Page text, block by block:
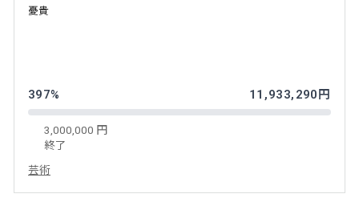
憂貴
397% 11,933,290円
3,000,000 円
終了
芸術